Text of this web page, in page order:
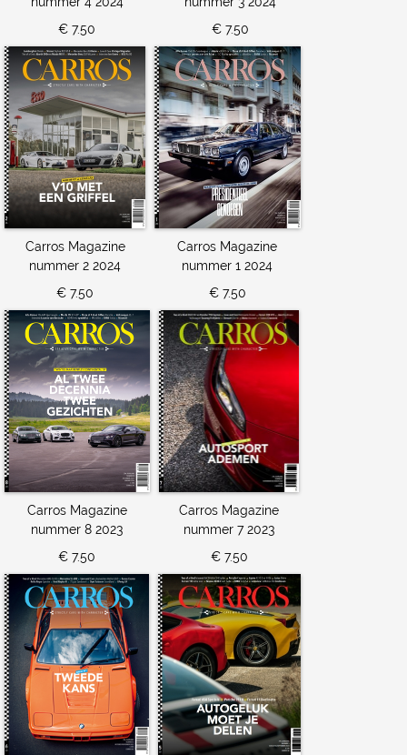
€ 7.50
€ 7.50
Carros Magazine
nummer 2 2024
€ 7.50
Carros Magazine
nummer 1 2024
€ 7.50
Carros Magazine
nummer 8 2023
€ 7.50
Carros Magazine
nummer 7 2023
€ 7.50